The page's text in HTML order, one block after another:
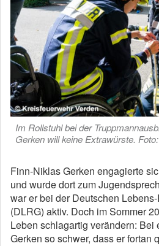
Im Rollstuhl bei der
Gerken will keine Extrawürste.
Finn-Niklas Gerken engagierte
und wurde dort zum
war er bei der Deutschen
(DLRG) aktiv. Doch im Sommer
Leben schlagartig verändern: Bei
Gerken so schwer, dass er fortan